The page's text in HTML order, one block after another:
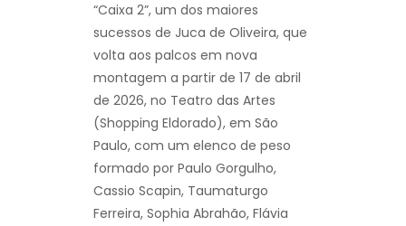
“Caixa 2”, um dos maiores
sucessos de Juca de Oliveira, que
volta aos palcos em nova
montagem a partir de 17 de abril
de 2026, no Teatro das Artes
(Shopping Eldorado), em São
Paulo, com um elenco de peso
formado por Paulo Gorgulho,
Cassio Scapin, Taumaturgo
Ferreira, Sophia Abrahão, Flávia